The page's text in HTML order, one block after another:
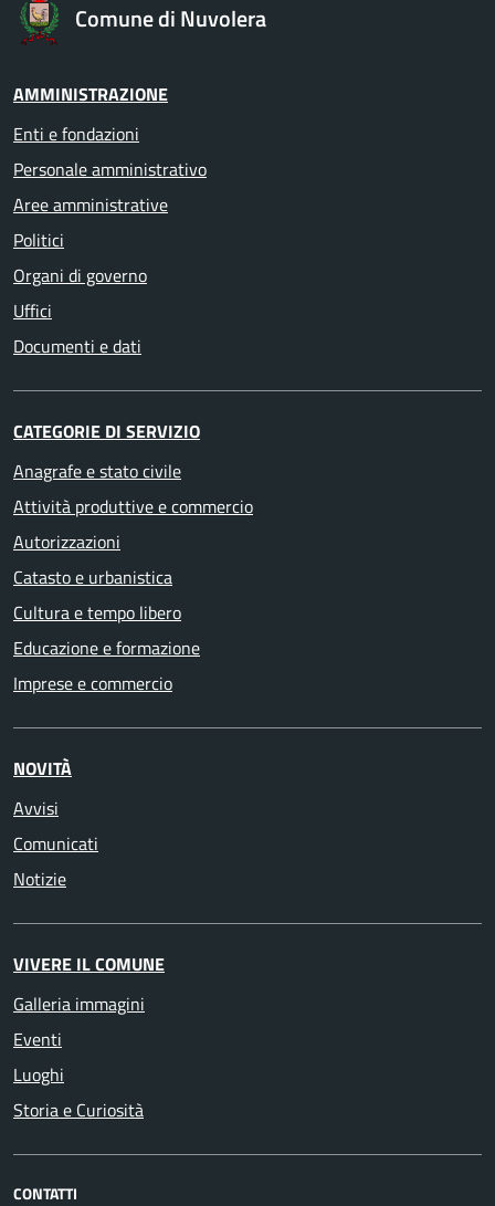
Comune di Nuvolera
AMMINISTRAZIONE
Enti e fondazioni
Personale amministrativo
Aree amministrative
Politici
Organi di governo
Uffici
Documenti e dati
CATEGORIE DI SERVIZIO
Anagrafe e stato civile
Attività produttive e commercio
Autorizzazioni
Catasto e urbanistica
Cultura e tempo libero
Educazione e formazione
Imprese e commercio
NOVITÀ
Avvisi
Comunicati
Notizie
VIVERE IL COMUNE
Galleria immagini
Eventi
Luoghi
Storia e Curiosità
CONTATTI